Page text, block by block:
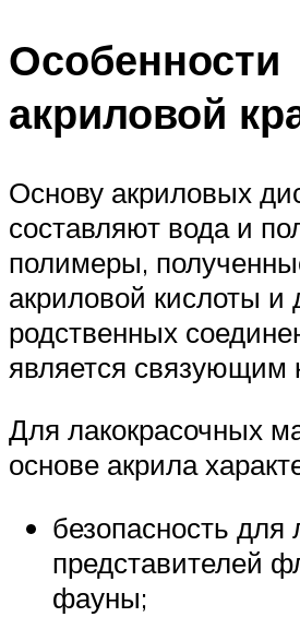
Особенности
акриловой
Основу акриловых
составляют вода и
полимеры,
акриловой кислоты и
родственных
является связующим
Для лакокрасочных
основе акрила
безопасность для
представителей
фауны;